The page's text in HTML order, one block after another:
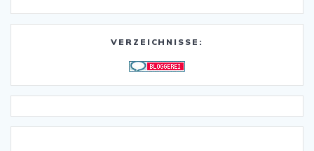
VERZEICHNISSE: